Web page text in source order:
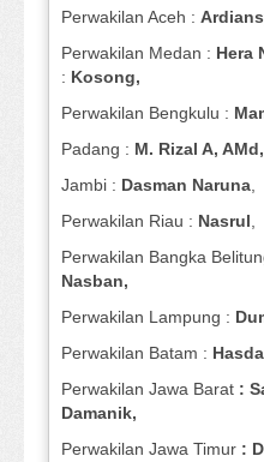
Perwakilan Aceh :
Perwakilan Medan : Hera
: Kosong,
Perwakilan Bengkulu :
Padang : M. Rizal A,
Jambi : Dasman Naruna,
Perwakilan Riau : Nasrul,
Perwakilan Bangka
Nasban,
Perwakilan Lampung :
Perwakilan Batam :
Perwakilan Jawa Barat :
Damanik,
Perwakilan Jawa Timur :